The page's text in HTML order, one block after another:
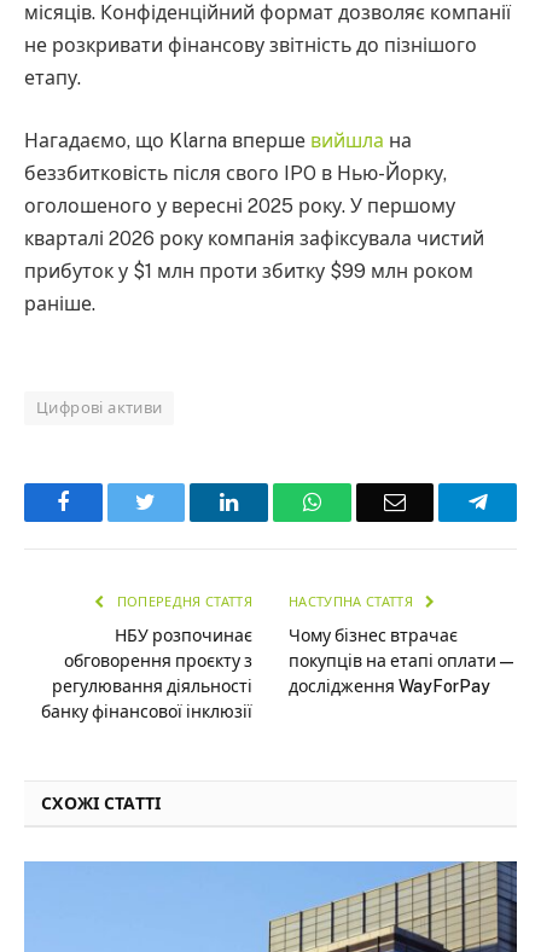
місяців. Конфіденційний формат дозволяє компанії
не розкривати фінансову звітність до пізнішого
етапу.
Нагадаємо, що Klarna вперше вийшла на
беззбитковість після свого IPO в Нью-Йорку,
оголошеного у вересні 2025 року. У першому
кварталі 2026 року компанія зафіксувала чистий
прибуток у $1 млн проти збитку $99 млн роком
раніше.
Цифрові активи
Facebook LinkedInWhatsAppEmail
ПОПЕРЕДНЯ СТАТТЯ
НБУ розпочинає
обговорення проєкту з
регулювання діяльності
банку фінансової інклюзії
НАСТУПНА СТАТТЯ
Чому бізнес втрачає
покупців на етапі оплати —
дослідження WayForPay
СХОЖІ СТАТТІ